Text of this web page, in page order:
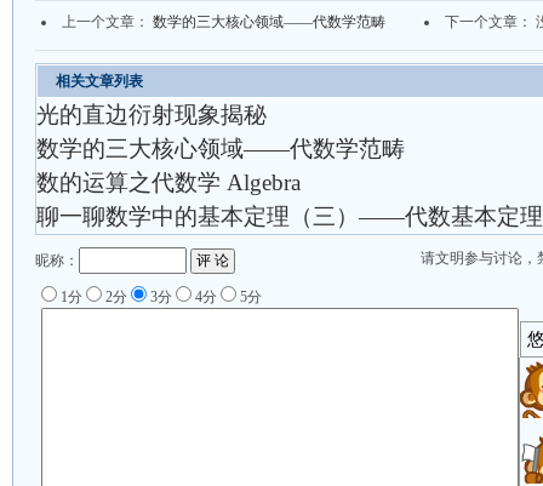
上一个文章： 数学的三大核心领域——代数学范畴 下一个文章：
相关文章列表
光的直边衍射现象揭秘
数学的三大核心领域——代数学范畴
数的运算之代数学 Algebra
聊一聊数学中的基本定理（三）——代数基本定理
请文明参与讨论，
昵称：
1分 2分 3分 4分 5分